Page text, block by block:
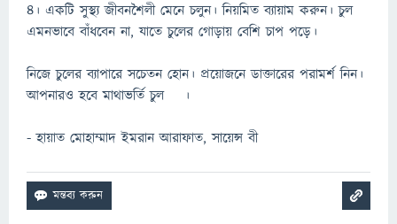
৪। একটি সুস্থ্য জীবনশৈলী মেনে চলুন। নিয়মিত ব্যায়াম করুন। চুল
এমনভাবে বাঁধবেন না, যাতে চুলের গোড়ায় বেশি চাপ পড়ে।
নিজে চুলের ব্যাপারে সচেতন হোন। প্রয়োজনে ডাক্তারের পরামর্শ নিন।
আপনারও হবে মাথাভর্তি চুল
।
- হায়াত মোহাম্মাদ ইমরান আরাফাত, সায়েন্স বী